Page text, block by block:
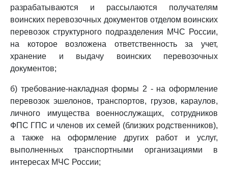
разрабатываются и рассылаются получателям
воинских перевозочных документов отделом воинских
перевозок структурного подразделения МЧС России,
на которое возложена ответственность за учет,
хранение и выдачу воинских перевозочных
документов;
б) требование-накладная формы 2 - на оформление
перевозок эшелонов, транспортов, грузов, караулов,
личного имущества военнослужащих, сотрудников
ФПС ГПС и членов их семей (близких родственников),
а также на оформление других работ и услуг,
выполненных транспортными организациями в
интересах МЧС России;